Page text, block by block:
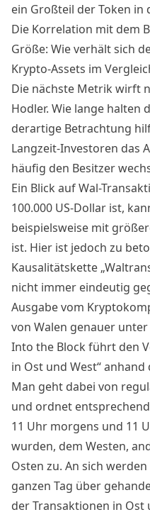
ein Großteil der Token in
Die Korrelation mit dem
Größe: Wie verhält sich
Krypto-Assets im
Die nächste Metrik wirft
Hodler. Wie lange halten
derartige Betrachtung
Langzeit-Investoren das
häufig den Besitzer
Ein Blick auf Wal-
100.000 US-Dollar ist,
beispielsweise mit
ist. Hier ist jedoch zu
Kausalitätskette
nicht immer eindeutig
Ausgabevom
von Walen genauer
Into the Block führt den
in Ost und West“
Man geht dabei von
und ordnet
11 Uhr morgens und 11
wurden, dem Westen,
Osten zu. An sich
ganzen Tag über
der Transaktionen in Ost